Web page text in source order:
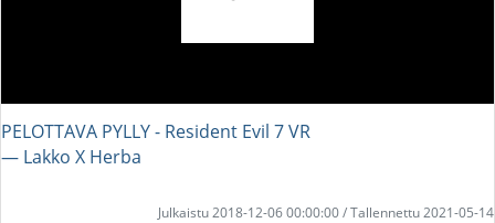
PELOTTAVA PYLLY - Resident Evil 7 VR
― Lakko X Herba
Julkaistu 2018-12-06 00:00:00 / Tallennettu 2021-05-14